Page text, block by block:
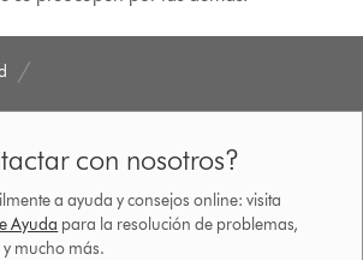
con nosotros?
a ayuda y consejos online: visita
Ayuda para la resolución de problemas,
mucho más.